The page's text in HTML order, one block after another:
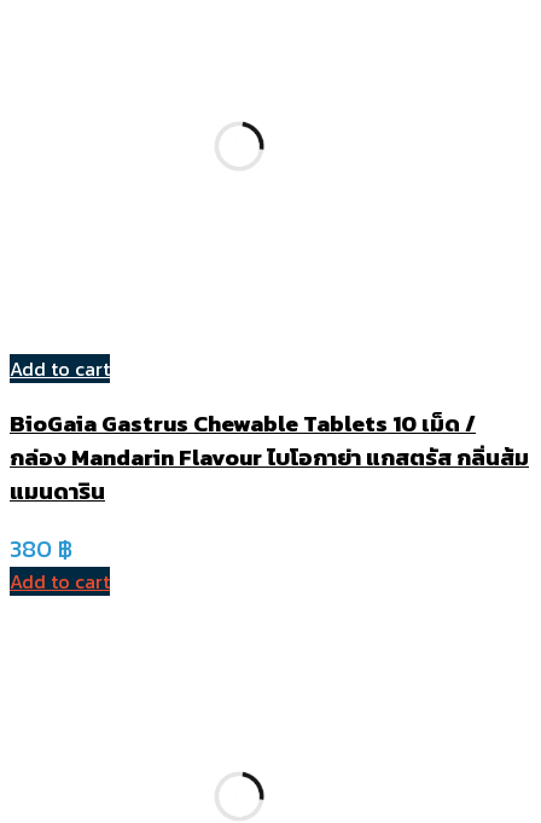
Add to cart
BioGaia Gastrus Chewable Tablets 10 เม็ด /
กล่อง Mandarin Flavour ไบโอกาย่า แกสตรัส กลิ่นส้ม
แมนดาริน
380 ฿
Add to cart